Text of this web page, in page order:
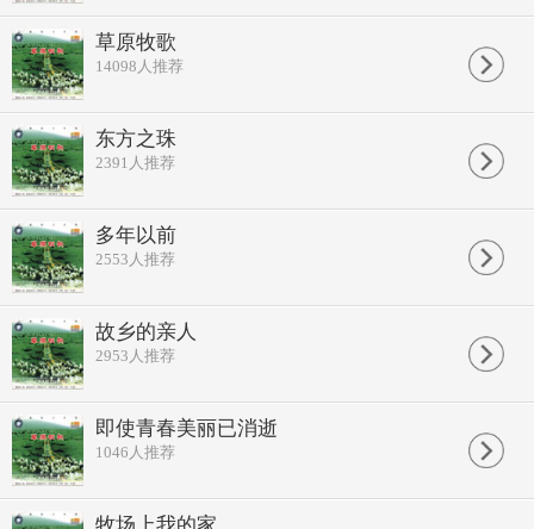
草原牧歌
14098 人推荐
东方之珠
2391 人推荐
多年以前
2553 人推荐
故乡的亲人
2953 人推荐
即使青春美丽已消逝
1046 人推荐